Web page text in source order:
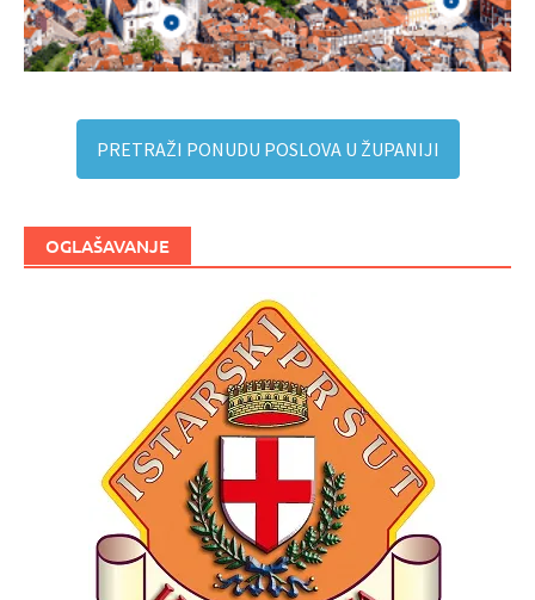
PRETRAŽI PONUDU POSLOVA U ŽUPANIJI
OGLAŠAVANJE